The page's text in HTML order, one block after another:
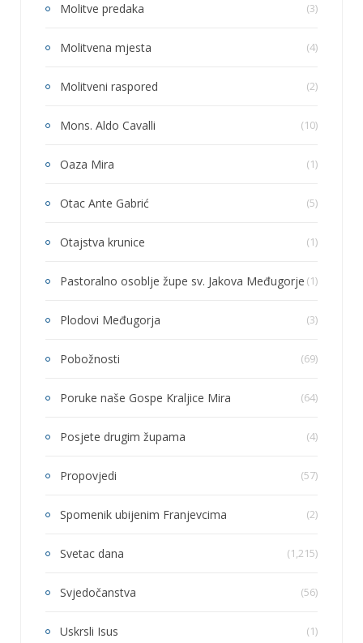
Molitve predaka (3)
Molitvena mjesta (4)
Molitveni raspored (2)
Mons. Aldo Cavalli (10)
Oaza Mira (1)
Otac Ante Gabrić (5)
Otajstva krunice (1)
Pastoralno osoblje župe sv. Jakova Međugorje (1)
Plodovi Međugorja (3)
Pobožnosti (69)
Poruke naše Gospe Kraljice Mira (64)
Posjete drugim župama (4)
Propovjedi (57)
Spomenik ubijenim Franjevcima (2)
Svetac dana (1,215)
Svjedočanstva (56)
Uskrsli Isus (1)